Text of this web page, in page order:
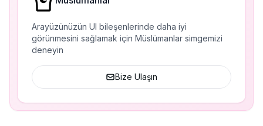
Arayüzünüzün UI bileşenlerinde daha iyi
görünmesini sağlamak için Müslümanlar simgemizi
deneyin
Bize Ulaşın